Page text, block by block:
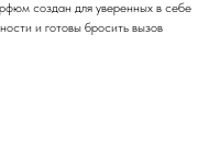
создан для уверенных в себе
и готовы бросить вызов